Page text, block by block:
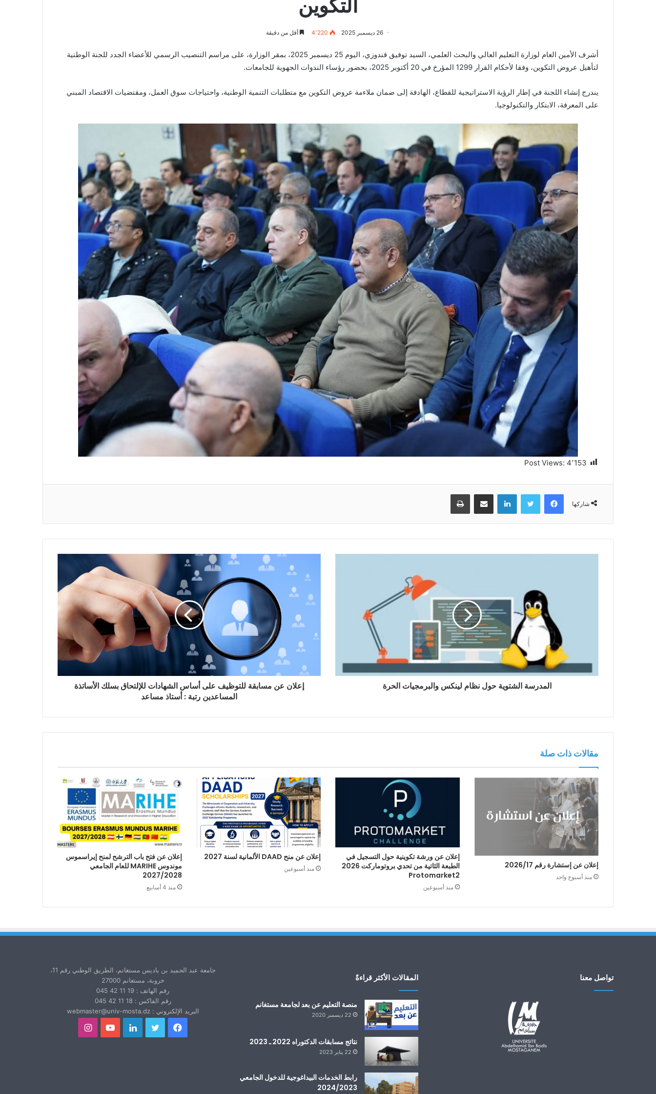
26 ديسمبر 2025 4٬220 أقل من دقيقة
أشرف الأمين العام لوزارة التعليم العالي والبحث العلمي، السيد توفيق قندوزي، اليوم 25 ديسمبر 2025، بمقر الوزارة، على مراسم التنصيب الرسمي للأعضاء الجدد للجنة الوطنية
لتأهيل عروض التكوين، وفقا لأحكام القرار 1299 المؤرخ في 20 أكتوبر 2025، بحضور رؤساء الندوات الجهوية للجامعات.
يندرج إنشاء اللجنة في إطار الرؤية الاستراتيجية للقطاع، الهادفة إلى ضمان ملاءمة عروض التكوين مع متطلبات التنمية الوطنية، واحتياجات سوق العمل، ومقتضيات الاقتصاد المبني
على المعرفة، الابتكار والتكنولوجيا.
Post Views: 4٬153
شاركها
فيسبوك تويتر لينكدإن مشاركة عبر البريد طباعة
المدرسة الشتوية حول نظام لينكس والبرمجيات الحرة
إعلان عن مسابقة للتوظيف على أساس الشهادات للإلتحاق بسلك الأساتذة
المساعدين رتبة : أستاذ مساعد
مقالات ذات صلة
إعلان عن إستشارة رقم 2026/17
منذ أسبوع واحد
إعلان عن ورشة تكوينية حول التسجيل في
الطبعة الثاتية من تحدي بروتوماركت 2026
Protomarket2
منذ أسبوعين
إعلان عن منح DAAD الألمانية لسنة 2027
منذ أسبوعين
إعلان عن فتح باب الترشح لمنح إيراسموس
موندوس MARIHE للعام الجامعي
2027/2028
منذ 4 أسابيع
تواصل معنا المقالات الأكثر قراءةً
منصة التعليم عن بعد لجامعة مستغانم
22 ديسمبر 2020
نتائج مسابقات الدكتوراه 2022 ـ 2023
22 يناير 2023
رابط الخدمات البيداغوجية للدخول الجامعي
2024/2023
جامعة عبد الحميد بن باديس مستغانم، الطريق الوطني رقم 11،
خروبة، مستغانم 27000
رقم الهاتف : 19 11 42 045
رقم الفاكس : 18 11 42 045
البريد الإلكتروني : webmaster@univ-mosta.dz
فيسبوك تويتر لينكدإنيوتيوبانستقرام